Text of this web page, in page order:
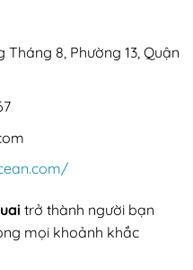
Tháng 8, Phường 13, Quận
trở thành người bạn
mọi khoảnh khắc